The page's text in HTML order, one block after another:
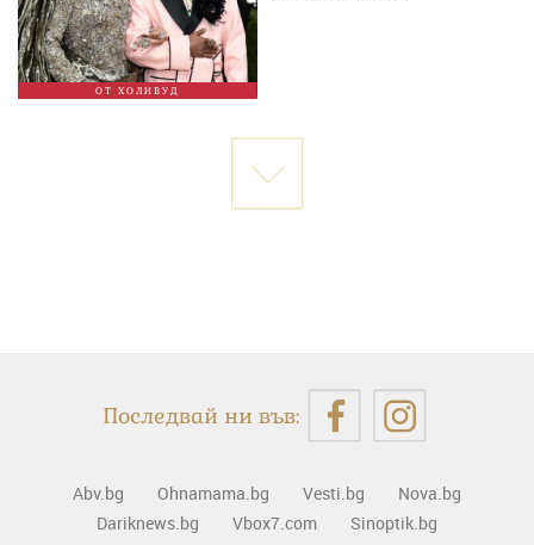
ОТ ХОЛИВУД
Последвай ни във:
Abv.bg Ohnamama.bg Vesti.bg
Nova.bg
Dariknews.bg
Vbox7.com
Sinoptik.bg